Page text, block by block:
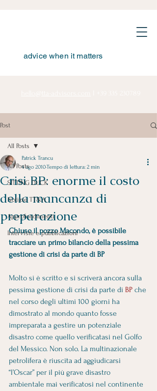
advice when it matters
Post
All Posts
SITTING DUCK
Notizie TT&A
Approfondimenti
Interviste e pubblicazioni
All Posts
Crisi BP: enorme il costo
della mancanza di
preparazione
Patrick Trancu
4 ago 2010Tempo di lettura: 2 min
Chiuso il pozzo Macondo, è possibile
tracciare un primo bilancio della pessima
gestione di crisi da parte di BP
Molto si è scritto e si scriverà ancora sulla
pessima gestione di crisi da parte di BP che
nel corso degli ultimi 100 giorni ha
dimostrato al mondo quanto fosse
impreparata a gestire un potenziale
disastro come quello verificatasi nel Golfo
del Messico. Non solo. La multinazionale
petrolifera è riuscita ad aggiudicarsi
“l’Oscar” per il più grave disastro
ambientale mai verificatosi nel continente